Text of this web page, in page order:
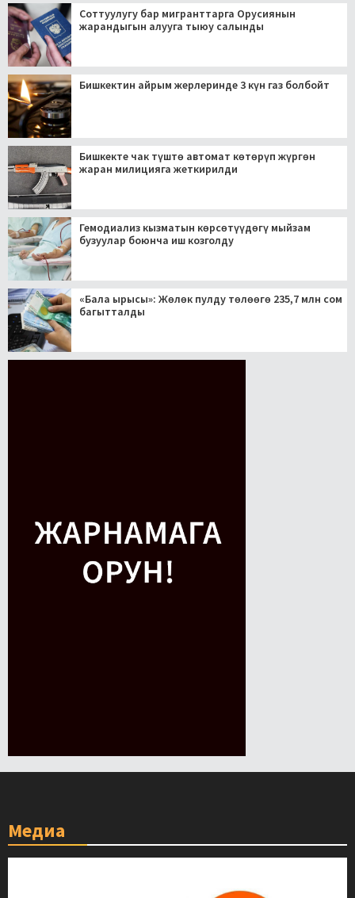
Соттуулугу бар мигранттарга Орусиянын
жарандыгын алууга тыюу салынды
Бишкектин айрым жерлеринде 3 күн газ болбойт
Бишкекте чак түштө автомат көтөрүп жүргөн
жаран милицияга жеткирилди
Гемодиализ кызматын көрсөтүүдөгү мыйзам
бузуулар боюнча иш козголду
«Бала ырысы»: Жөлөк пулду төлөөгө 235,7 млн сом
багытталды
Медиа